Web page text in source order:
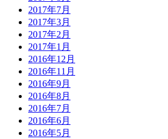
2017年7月
2017年3月
2017年2月
2017年1月
2016年12月
2016年11月
2016年9月
2016年8月
2016年7月
2016年6月
2016年5月